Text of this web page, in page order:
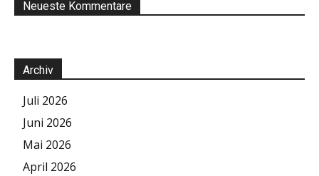
Neueste Kommentare
Archiv
Juli 2026
Juni 2026
Mai 2026
April 2026